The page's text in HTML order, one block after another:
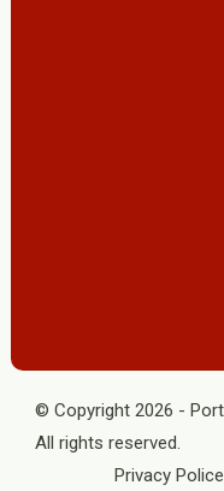
© Copyright 2026 -
All rights reserved.
Privacy Police